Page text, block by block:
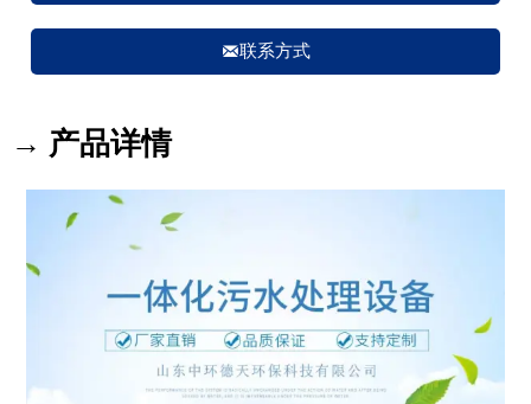
联系方式
→ 产品详情